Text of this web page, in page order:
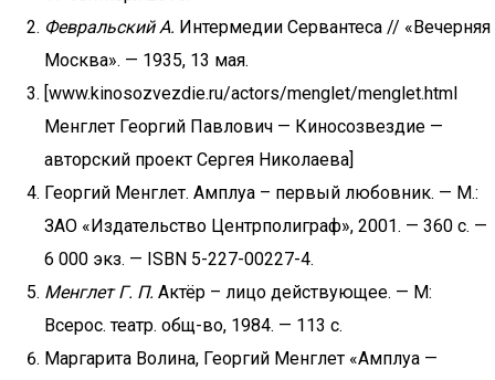
Февральский А. Интермедии Сервантеса // «Вечерняя
Москва». — 1935, 13 мая.
[www.kinosozvezdie.ru/actors/menglet/menglet.html
Менглет Георгий Павлович — Киносозвездие —
авторский проект Сергея Николаева]
Георгий Менглет. Амплуа – первый любовник. — М.:
ЗАО «Издательство Центрполиграф», 2001. — 360 с. —
6 000 экз. — ISBN 5-227-00227-4.
Менглет Г. П. Актёр – лицо действующее. — М:
Всерос. театр. общ-во, 1984. — 113 с.
Маргарита Волина, Георгий Менглет «Амплуа —